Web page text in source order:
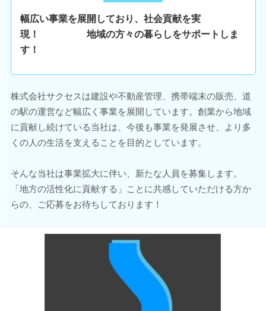
幅広い事業を展開しており、社会貢献を実
現！ 地域の方々の暮らしをサポートしま
す！
株式会社サクセスは建設や不動産管理、携帯端末の販売、道
の駅の運営など幅広く事業を展開しています。創業から地域
に貢献し続けている当社は、今後も事業を発展させ、より多
くの人の生活を支えることを目的としています。
そんな当社は事業拡大に伴い、新たな人員を募集します。
「地方の活性化に貢献する」ことに共感していただける方か
らの、ご応募をお待ちしております！